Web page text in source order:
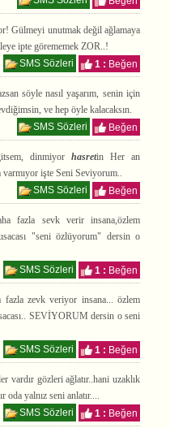
Gülmeyi unutmak değil ağlamaya
ipte görememek ZOR..!
SMS Sözleri
1 : Beğen
söyle nasıl yaşarım, senin için
ve hep öyle kalacaksın.
SMS Sözleri
Beğen
dinmiyor hasretin Her an
işte Seni Seviyorum..
SMS Sözleri
Beğen
fazla sevk verir insana,özlem
"seni özlüyorum" dersin o
SMS Sözleri
1 : Beğen
fazla zevk veriyor insana... özlem
SEVİYORUM dersin o seni
SMS Sözleri
1 : Beğen
vardır gözleri ağlatır..hani uzaklık
oda yalnız seni anlatır....
SMS Sözleri
1 : Beğen